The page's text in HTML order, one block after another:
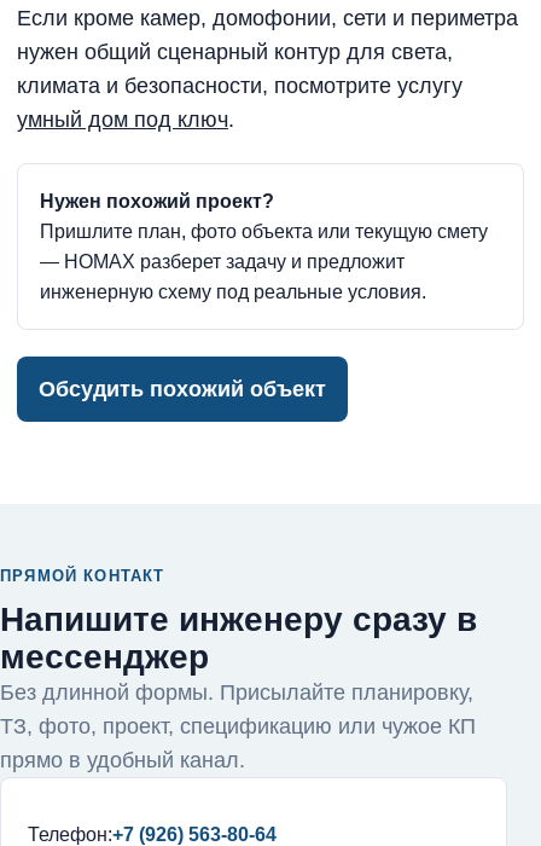
Если кроме камер, домофонии, сети и периметра
нужен общий сценарный контур для света,
климата и безопасности, посмотрите услугу
умный дом под ключ.
Нужен похожий проект?
Пришлите план, фото объекта или текущую смету
— HOMAX разберет задачу и предложит
инженерную схему под реальные условия.
Обсудить похожий объект
ПРЯМОЙ КОНТАКТ
Напишите инженеру сразу в
мессенджер
Без длинной формы. Присылайте планировку,
ТЗ, фото, проект, спецификацию или чужое КП
прямо в удобный канал.
Телефон:+7 (926) 563-80-64